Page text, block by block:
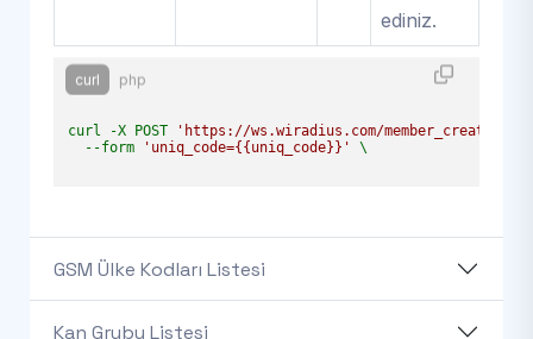
ediniz.
curl php
curl -X POST
'https://ws.wiradius.com/member_create/
  --form
'uniq_code={{uniq_code}}' \
GSM Ülke Kodları Listesi
Kan Grubu Listesi